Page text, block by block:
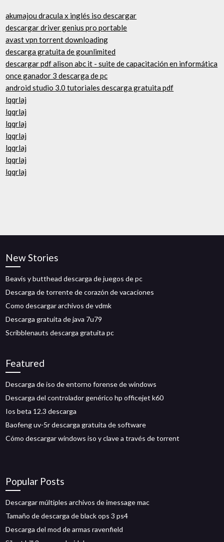
akumajou dracula x inglés iso descargar
descargar driver genius pro portable
avast vpn torrent downloading
descarga gratuita de gounlimited
descargar pdf alison abc it - suite de capacitación en informática
once ganador 3 descarga de pc
android studio 3.0 tutoriales descarga gratuita pdf
lqqrlaj
lqqrlaj
lqqrlaj
lqqrlaj
lqqrlaj
lqqrlaj
lqqrlaj
New Stories
Beavis y butthead descarga de juegos de pc
Descarga de torrente de corazón de vacaciones
Como descargar archivos de vdmk
Descarga gratuita de java 7u79
Scribblenauts descarga gratuita pc
Featured
Descarga de iso de entorno forense de windows
Descarga del controlador genérico hp officejet k60
Ios beta 12.3 descarga
Baofeng uv-5r descarga gratuita de software
Cómo descargar windows iso y clave a través de torrent
Popular Posts
Descargar múltiples archivos de imessage mac
Tamaño de descarga de black ops 3 ps4
Descarga del mod de armas ravenfield